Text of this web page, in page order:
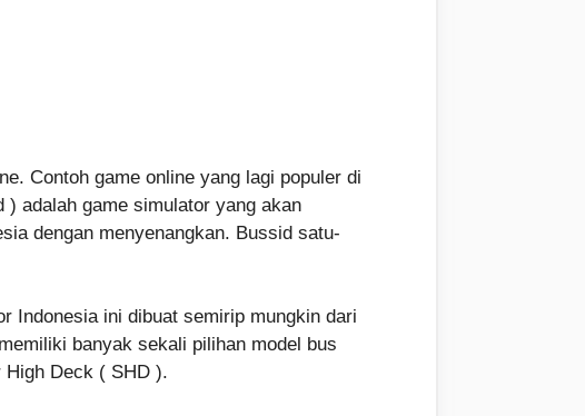
Contoh game online yang lagi populer di
adalah game simulator yang akan
dengan menyenangkan. Bussid satu-
Indonesia ini dibuat semirip mungkin dari
banyak sekali pilihan model bus
Deck ( SHD ).